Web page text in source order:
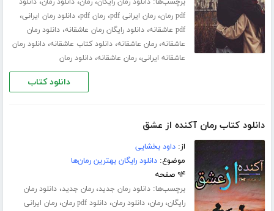
pdf رمان
،رمان ایرانی pdf ،رمان pdf ،دانلود رمان ایرانی،
pdf عاشقانه ،دانلود رایگان رمان عاشقانه،دانلود رمان
عاشقانه،رمان عاشقانه،دانلود کتاب عاشقانه،دانلود رمان
عاشقانه ایرانی،رمان عاشقانه،دانلود رمان
دانلود کتاب
دانلود کتاب رمان آکنده از عشق
از:داود بخشایی
موضوع:دانلود رایگان بهترین رمان‌ها
۹۴ صفحه
برچسب‌ها:دانلود رمان جدید،رمان جدید،دانلود رمان
رایگان،رمان،دانلود رمان،دانلود pdf رمان ،رمان ایرانی